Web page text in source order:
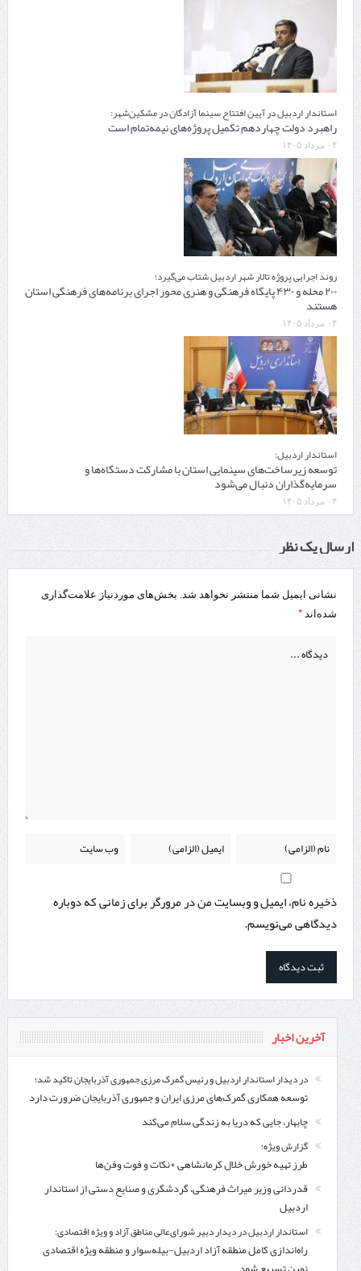
استاندار اردبیل در آیین افتتاح سینما آزادگان در مشکین‌شهر:
راهبرد دولت چهاردهم تکمیل پروژه‌های نیمه‌تمام است
۰۴ مرداد ۱۴۰۵
روند اجرایی پروژه تالار شهر اردبیل شتاب می‌گیرد؛
۲۰۰ محله و ۴۳۰ پایگاه فرهنگی و هنری محور اجرای برنامه‌های فرهنگی استان
هستند
۰۴ مرداد ۱۴۰۵
استاندار اردبیل:
توسعه زیرساخت‌های سینمایی استان با مشارکت دستگاه‌ها و
سرمایه‌گذاران دنبال می‌شود
۰۴ مرداد ۱۴۰۵
ارسال یک نظر
نشانی ایمیل شما منتشر نخواهد شد. بخش‌های موردنیاز علامت‌گذاری
شده‌اند *
ذخیره نام، ایمیل و وبسایت من در مرورگر برای زمانی که دوباره
دیدگاهی می‌نویسم.
آخرین اخبار
در دیدار استاندار اردبیل و رئیس گمرک مرزی جمهوری آذربایجان تاکید شد؛
توسعه همکاری گمرک‌های مرزی ایران و جمهوری آذربایجان ضرورت دارد
چابهار، جایی که دریا به زندگی سلام می‌کند
گزارش ویژه؛
طرز تهیه خورش خلال کرمانشاهی +نکات و فوت وفن‌ها
قدردانی وزیر میراث فرهنگی، گردشگری و صنایع دستی از استاندار
اردبیل
استاندار اردبیل در دیدار دبیر شورای‌عالی مناطق آزاد و ویژه اقتصادی:
راه‌اندازی کامل منطقه آزاد اردبیل-بیله‌سوار و منطقه ویژه اقتصادی